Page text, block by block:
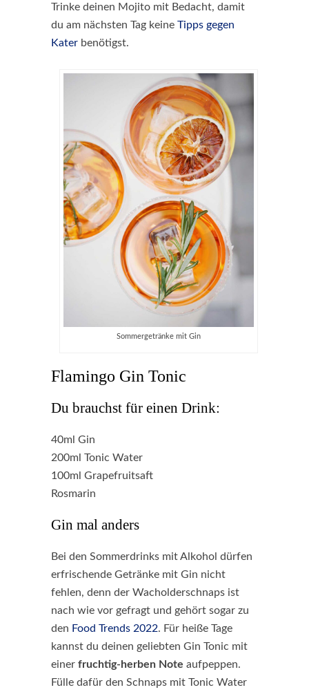
Trinke deinen Mojito mit Bedacht, damit
du am nächsten Tag keine Tipps gegen
Kater benötigst.
Sommergetränke mit Gin
Flamingo Gin Tonic
Du brauchst für einen Drink:
40ml Gin
200ml Tonic Water
100ml Grapefruitsaft
Rosmarin
Gin mal anders
Bei den Sommerdrinks mit Alkohol dürfen
erfrischende Getränke mit Gin nicht
fehlen, denn der Wacholderschnaps ist
nach wie vor gefragt und gehört sogar zu
den Food Trends 2022. Für heiße Tage
kannst du deinen geliebten Gin Tonic mit
einer fruchtig-herben Note aufpeppen.
Fülle dafür den Schnaps mit Tonic Water